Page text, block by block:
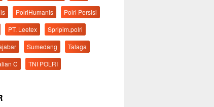
PolriHumanis
Polri Persisi
PT. Leetex
Spripim.polri
Sumedang
Talaga
C
TNI POLRI